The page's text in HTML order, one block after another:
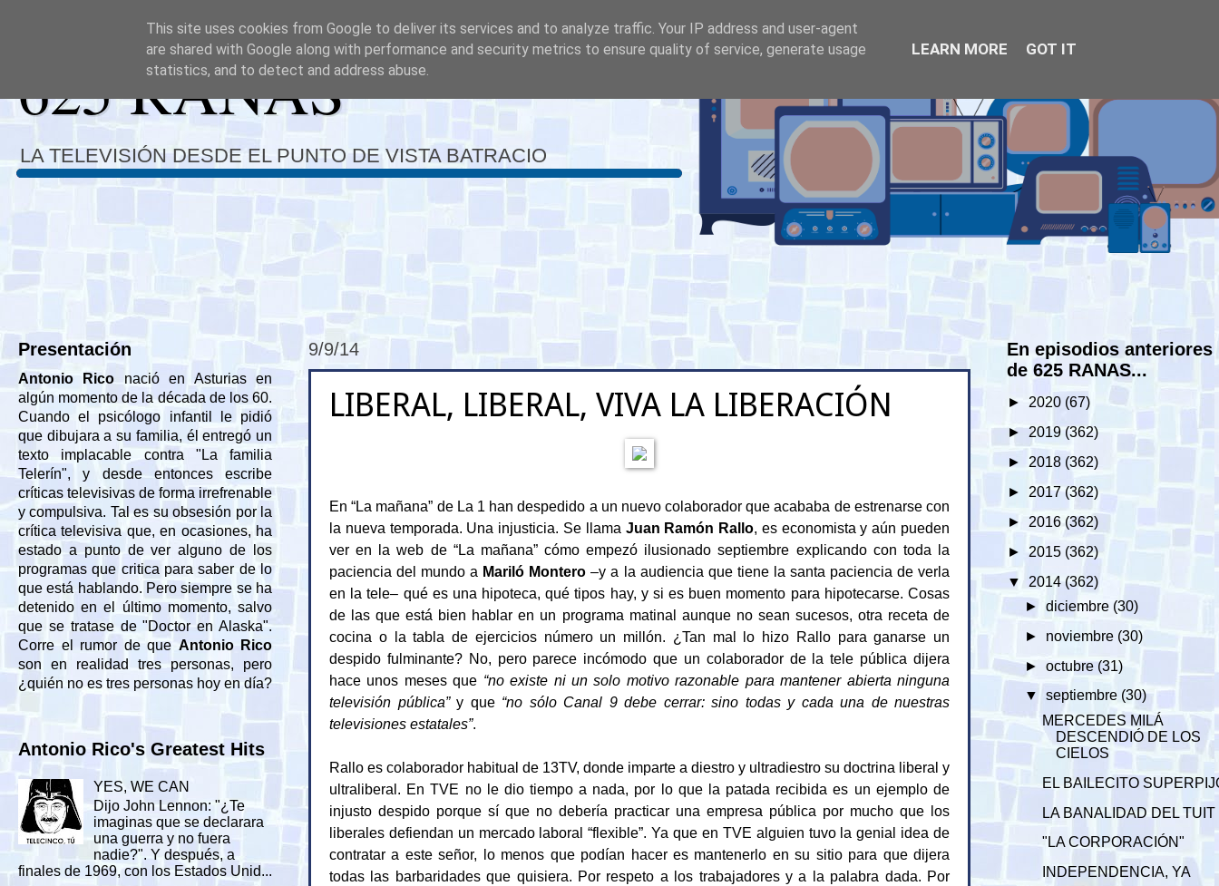
625 RANAS
LA TELEVISIÓN DESDE EL PUNTO DE VISTA BATRACIO
9/9/14
LIBERAL, LIBERAL, VIVA LA LIBERACIÓN
En “La mañana” de La 1 han despedido a un nuevo colaborador que acababa de estrenarse con
la nueva temporada. Una injusticia. Se llama Juan Ramón Rallo, es economista y aún pueden
ver en la web de “La mañana” cómo empezó ilusionado septiembre explicando con toda la
paciencia del mundo a Mariló Montero –y a la audiencia que tiene la santa paciencia de verla
en la tele– qué es una hipoteca, qué tipos hay, y si es buen momento para hipotecarse. Cosas
de las que está bien hablar en un programa matinal aunque no sean sucesos, otra receta de
cocina o la tabla de ejercicios número un millón. ¿Tan mal lo hizo Rallo para ganarse un
despido fulminante? No, pero parece incómodo que un colaborador de la tele pública dijera
hace unos meses que “no existe ni un solo motivo razonable para mantener abierta ninguna
televisión pública”y que “no sólo Canal 9 debe cerrar: sino todas y cada una de nuestras
televisiones estatales”.
Rallo es colaborador habitual de 13TV, donde imparte a diestro y ultradiestro su doctrina liberal y
ultraliberal. En TVE no le dio tiempo a nada, por lo que la patada recibida es un ejemplo de
injusto despido porque sí que no debería practicar una empresa pública por mucho que los
liberales defiendan un mercado laboral “flexible”. Ya que en TVE alguien tuvo la genial idea de
contratar a este señor, lo menos que podían hacer es mantenerlo en su sitio para que dijera
todas las barbaridades que quisiera. Por respeto a los trabajadores y a la palabra dada. Por
Presentación
Antonio Rico nació en Asturias en
algún momento de la década de los 60.
Cuando el psicólogo infantil le pidió
que dibujara a su familia, él entregó un
texto implacable contra "La familia
Telerín", y desde entonces escribe
críticas televisivas de forma irrefrenable
y compulsiva. Tal es su obsesión por la
crítica televisiva que, en ocasiones, ha
estado a punto de ver alguno de los
programas que critica para saber de lo
que está hablando. Pero siempre se ha
detenido en el último momento, salvo
que se tratase de "Doctor en Alaska".
Corre el rumor de que Antonio Rico
son en realidad tres personas, pero
¿quién no es tres personas hoy en día?
Antonio Rico's Greatest Hits
YES, WE CAN
Dijo John Lennon: "¿Te
imaginas que se declarara
una guerra y no fuera
nadie?". Y después, a
finales de 1969, con los Estados Unid...
En episodios anteriores
de 625 RANAS...
► 2020 (67)
►2019 (362)
► 2018 (362)
► 2017 (362)
► 2016 (362)
► 2015 (362)
▼ 2014 (362)
► diciembre (30)
► noviembre (30)
► octubre(31)
▼ septiembre (30)
MERCEDES MILÁ
DESCENDIÓ DE LOS
CIELOS
EL BAILECITO
LA BANALIDAD DEL TUIT
"LA CORPORACIÓN"
INDEPENDENCIA, YA
This site uses cookies from Google to deliver its services and to analyze traffic. Your IP address and user-agent
are shared with Google along with performance and security metrics to ensure quality of service, generate usage
statistics, and to detect and address abuse.
LEARN MORE GOT IT